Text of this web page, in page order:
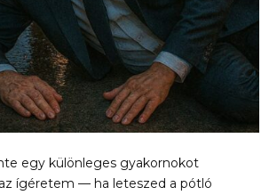
egy különleges gyakornokot
ígéretem — ha leteszed a pótló